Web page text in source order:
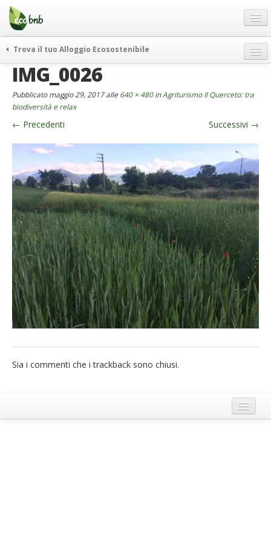
Menu
Salta
contenuto
Offerte Speciali
Regali
FAQ
Chi Siamo
Partner
Contatti
Italiano
German
English
Spanish
French
Italiano
Trova il tuo Alloggio Ecosostenibile
weekend green
curiosità
vivere e viaggiare verde
news ed eventi
rassegna stampa
IMG_0026
Pubblicatomaggio 29, 2017alle 640 × 480inAgriturismo Il Querceto: tra
biodiversità e relax
← Precedenti Successivi →
Sia i commenti che i trackback sono chiusi.